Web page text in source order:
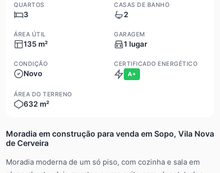
QUARTOS
3
CASAS DE BANHO
2
ÁREA ÚTIL
135 m²
GARAGEM
1 lugar
CONDIÇÃO
Novo
CERTIFICADO ENERGÉTICO
A+
ÁREA DO TERRENO
632 m²
Moradia em construção para venda em Sopo, Vila Nova
de Cerveira
Moradia moderna de um só piso, com cozinha e sala em